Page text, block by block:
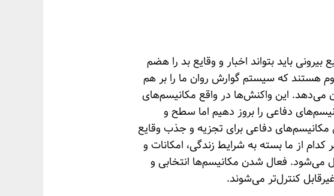
باید بتواند اخبار و وقایع بد را هضم
هستند که سیستم گوارش روان ما را بر هم
می‌دهد. این واکنش‌ها در واقع مکانیسم‌های
دفاعی را بروز دهیم اما سطح و
دفاعی برای تجزیه و جذب وقایع
از ما بسته به شرایط زندگی، امکانات و
فعال شدن مکانیسم‌ها انتخابی و
کنترل‌تر می‌شوند.